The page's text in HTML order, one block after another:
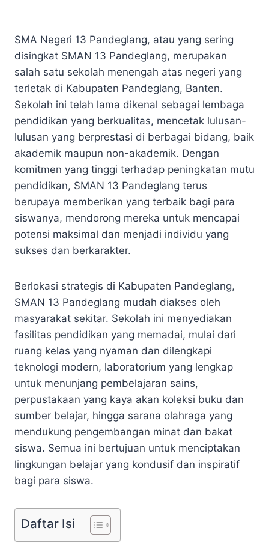
SMA Negeri 13 Pandeglang, atau yang sering
disingkat SMAN 13 Pandeglang, merupakan
salah satu sekolah menengah atas negeri yang
terletak di Kabupaten Pandeglang, Banten.
Sekolah ini telah lama dikenal sebagai lembaga
pendidikan yang berkualitas, mencetak lulusan-
lulusan yang berprestasi di berbagai bidang, baik
akademik maupun non-akademik. Dengan
komitmen yang tinggi terhadap peningkatan mutu
pendidikan, SMAN 13 Pandeglang terus
berupaya memberikan yang terbaik bagi para
siswanya, mendorong mereka untuk mencapai
potensi maksimal dan menjadi individu yang
sukses dan berkarakter.
Berlokasi strategis di Kabupaten Pandeglang,
SMAN 13 Pandeglang mudah diakses oleh
masyarakat sekitar. Sekolah ini menyediakan
fasilitas pendidikan yang memadai, mulai dari
ruang kelas yang nyaman dan dilengkapi
teknologi modern, laboratorium yang lengkap
untuk menunjang pembelajaran sains,
perpustakaan yang kaya akan koleksi buku dan
sumber belajar, hingga sarana olahraga yang
mendukung pengembangan minat dan bakat
siswa. Semua ini bertujuan untuk menciptakan
lingkungan belajar yang kondusif dan inspiratif
bagi para siswa.
Daftar Isi